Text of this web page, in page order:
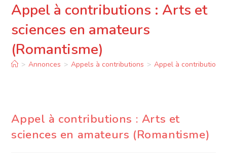
Appel à contributions : Arts et
sciences en amateurs
(Romantisme)
> Annonces > Appels à contributions > Appel à contributions
Appel à contributions : Arts et
sciences en amateurs (Romantisme)